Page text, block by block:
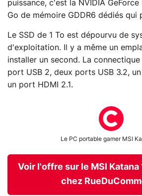
puissance, c'est la NVIDIA
Go de mémoire GDDR6 dédiés qui
Le SSD de 1 To est dépourvu de
d'exploitation. Il y a même un
installer un second. La
port USB 2, deux ports USB 3.2,
un port HDMI 2.1.
Le PC portable gamer MSI
Voir l'offre sur le MSI Katana
chez